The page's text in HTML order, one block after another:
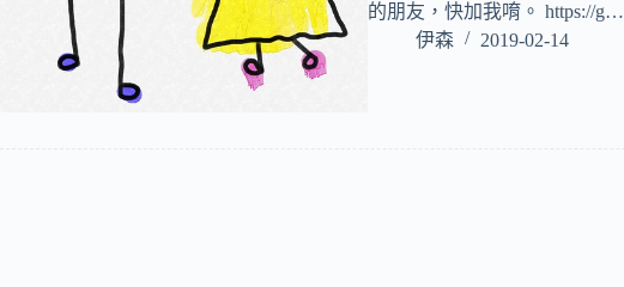
的朋友，快加我唷。 https://g…
伊森
2019-02-14